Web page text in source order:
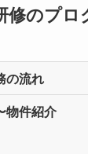
修のプロ
の流れ
物件紹介